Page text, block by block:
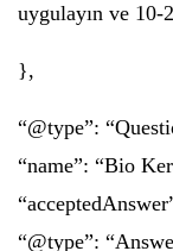
uygulayın ve 10-
},
“@type”:
“name”: “Bio
“@type”: